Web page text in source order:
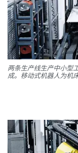
两条生产线生产中小型
成。移动式机器人为机